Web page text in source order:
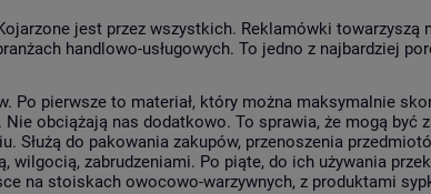
jest przez wszystkich. Reklamówki towarzyszą
handlowo-usługowych. To jedno z najbardziej
Po pierwsze to materiał, który można maksymalnie
obciążają nas dodatkowo. To sprawia, że mogą być
Służą do pakowania zakupów, przenoszenia
wilgocią, zabrudzeniami. Po piąte, do ich używania
na stoiskach owocowo-warzywnych, z produktami